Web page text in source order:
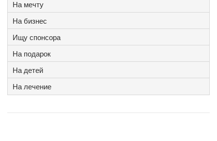
На мечту
На бизнес
Ищу спонсора
На подарок
На детей
На лечение